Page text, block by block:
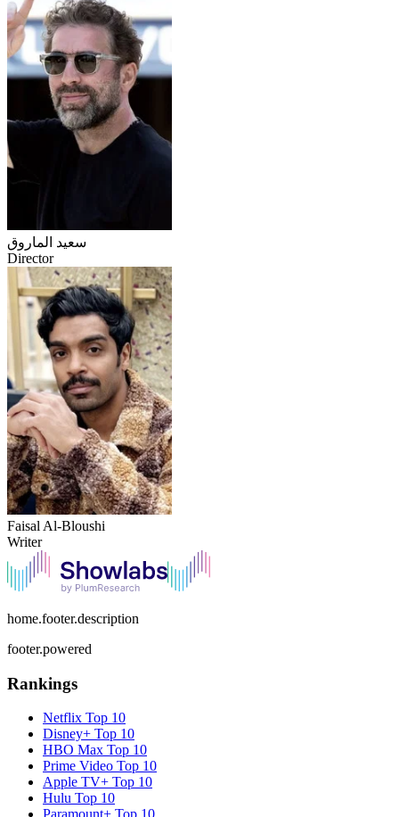
سعيد الماروق
Director
Faisal Al-Bloushi
Writer
home.footer.description
footer.powered
Rankings
Netflix Top 10
Disney+ Top 10
HBO Max Top 10
Prime Video Top 10
Apple TV+ Top 10
Hulu Top 10